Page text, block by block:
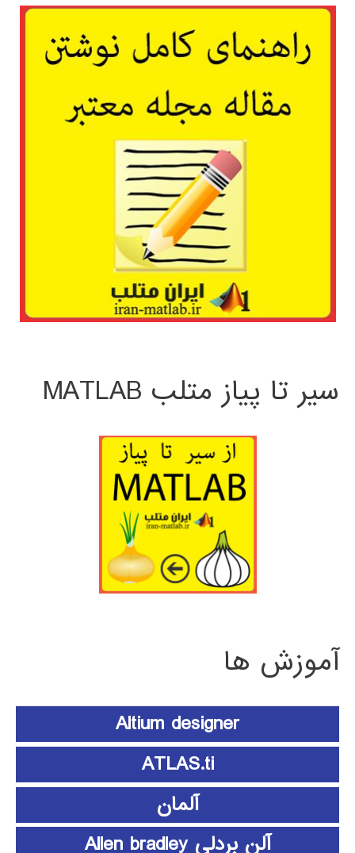
سیر تا پیاز متلب MATLAB
آموزش ها
Altium designer
ATLAS.ti
آلمان
آلن بردلی Allen bradley